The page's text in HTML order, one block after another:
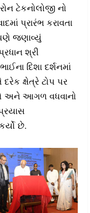
ટેકનોલોજી નો
પ્રારંભ કરાવતા
જણાવ્યું
શ્રી
દિશા દર્શનમાં
ક્ષેત્રે ટોપ પર
અને આગળ વધવાનો
છે.